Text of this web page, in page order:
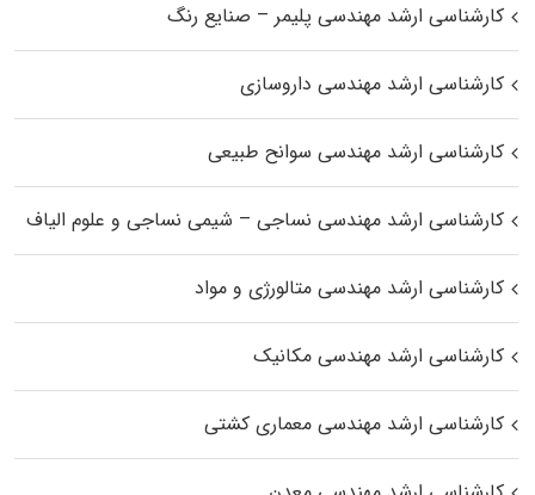
کارشناسی ارشد مهندسی پلیمر – صنایع رنگ
کارشناسی ارشد مهندسی داروسازی
کارشناسی ارشد مهندسی سوانح طبیعی
کارشناسی ارشد مهندسی نساجی – شیمی نساجی و علوم الیاف
کارشناسی ارشد مهندسی متالورژی و مواد
کارشناسی ارشد مهندسی مکانیک
کارشناسی ارشد مهندسی معماری کشتی